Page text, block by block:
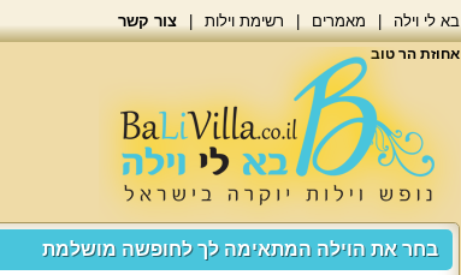
בא לי וילה מאמרים רשימת וילות צור קשר
אחוזת הר טוב
בחר את הוילה המתאימה לך לחופשה מושלמת